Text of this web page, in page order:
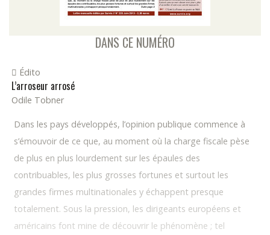
DANS CE NUMÉRO
Édito
L’arroseur arrosé
Odile Tobner
Dans les pays développés, l’opinion publique commence à
s’émouvoir de ce que, au moment où la charge fiscale pèse
de plus en plus lourdement sur les épaules des
contribuables, les plus grosses fortunes et surtout les
grandes firmes multinationales y échappent presque
totalement. Sous la pression, les dirigeants européens et
américains font mine de découvrir le phénomène ; tel